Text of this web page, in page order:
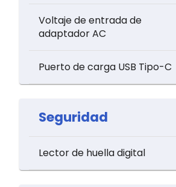
Voltaje de entrada de
adaptador AC
Puerto de carga USB Tipo-C
Seguridad
Lector de huella digital